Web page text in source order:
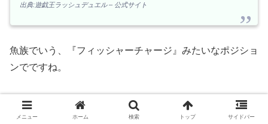
出典:遊戯王ラッシュデュエル – 公式サイト
魚族でいう、『フィッシャーチャージ』みたいなポジショ
ンでですね。
メニュー ホーム 検索 トップ サイドバー